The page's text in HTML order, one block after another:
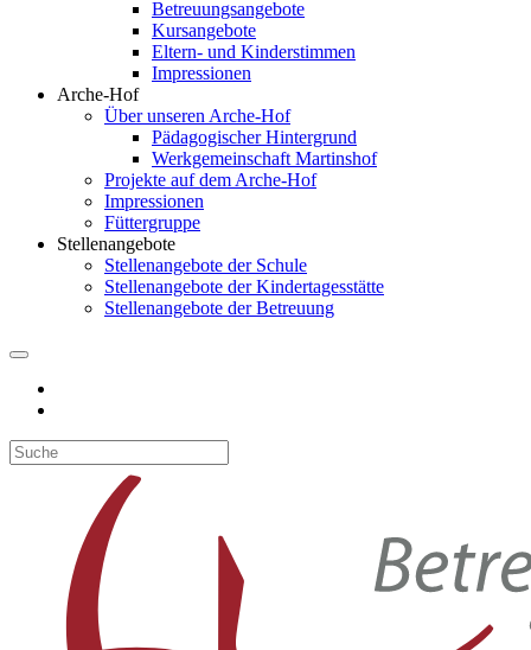
Betreuungsangebote
Kursangebote
Eltern- und Kinderstimmen
Impressionen
Arche-Hof
Über unseren Arche-Hof
Pädagogischer Hintergrund
Werkgemeinschaft Martinshof
Projekte auf dem Arche-Hof
Impressionen
Füttergruppe
Stellenangebote
Stellenangebote der Schule
Stellenangebote der Kindertagesstätte
Stellenangebote der Betreuung